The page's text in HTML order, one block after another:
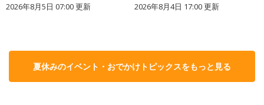
2026年8月5日 07:00更新 2026年8月4日 17:00更新
夏休みのイベント・おでかけトピックスをもっと見る